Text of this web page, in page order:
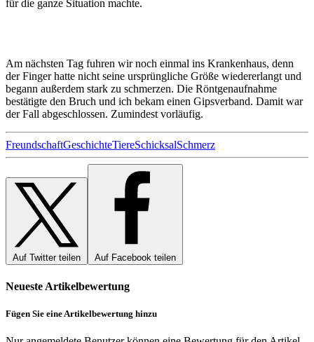
für die ganze Situation machte.
Am nächsten Tag fuhren wir noch einmal ins Krankenhaus, denn
der Finger hatte nicht seine ursprüngliche Größe wiedererlangt und
begann außerdem stark zu schmerzen. Die Röntgenaufnahme
bestätigte den Bruch und ich bekam einen Gipsverband. Damit war
der Fall abgeschlossen. Zumindest vorläufig.
FreundschaftGeschichteTiereSchicksalSchmerz
Auf Twitter teilen Auf Facebook teilen
Neueste Artikelbewertung
Fügen Sie eine Artikelbewertung hinzu